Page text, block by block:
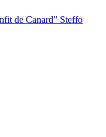
de Canard” Steffo